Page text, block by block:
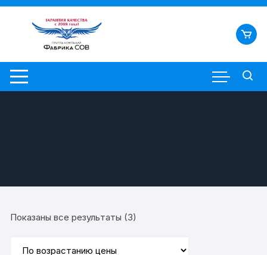
Перейти
содержимому
Показаны все результаты (3)